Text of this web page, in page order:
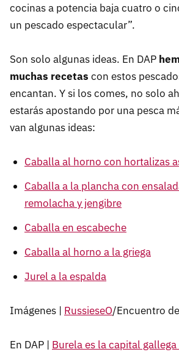
cocinas a potencia baja cuatro o
un pescado espectacular”.
Son solo algunas ideas. En DAP
muchas recetas con estos
encantan. Y si los comes, no solo
estarás apostando por una pesca
van algunas ideas:
Caballa al horno con hortalizas
Caballa a la plancha con
remolacha y jengibre
Caballa en escabeche
Caballa al horno a la griega
Jurel a la espalda
Imágenes | RussieseO/Encuentro
En DAP | Burela es la capital